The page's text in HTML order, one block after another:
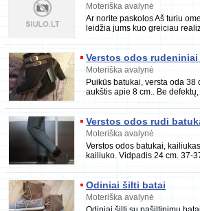
Moteriška avalynė
Ar norite paskolos Aš turiu
leidžia jums kuo greiciau
Verstos odos rudeniniai
Moteriška avalynė
Puikūs batukai, versta oda
aukštis apie 8 cm.. Be
Verstos odos rudi
Moteriška avalynė
Verstos odos batukai,
kailiuko. Vidpadis 24 cm. 37-
Galiu siusti 8 654 71911 arba
Odiniai šilti batai
Moteriška avalynė